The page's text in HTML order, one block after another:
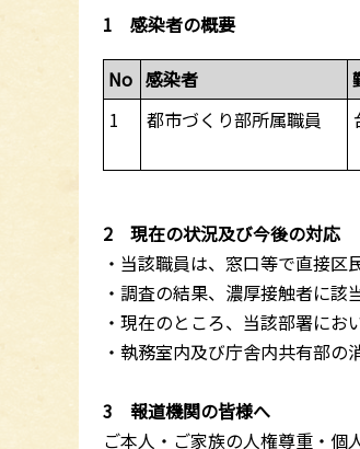
1 感染者の概要
No 感染者
1
都市づくり部所属職員
2 現在の状況及び今後の対応
・当該職員は、窓口等で直接区
・調査の結果、濃厚接触者に該
・現在のところ、当該部署にお
・執務室内及び庁舎内共有部の
3 報道機関の皆様へ
ご本人・ご家族の人権尊重・個